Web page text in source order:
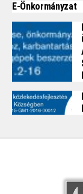
E-Önkormányzat